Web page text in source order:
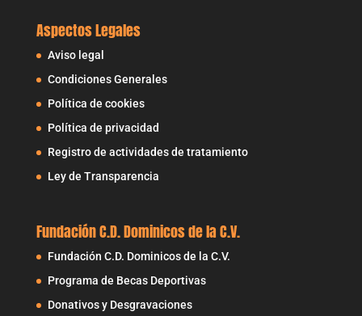
Aspectos Legales
Aviso legal
Condiciones Generales
Política de cookies
Política de privacidad
Registro de actividades de tratamiento
Ley de Transparencia
Fundación C.D. Dominicos de la C.V.
Fundación C.D. Dominicos de la C.V.
Programa de Becas Deportivas
Donativos y Desgravaciones